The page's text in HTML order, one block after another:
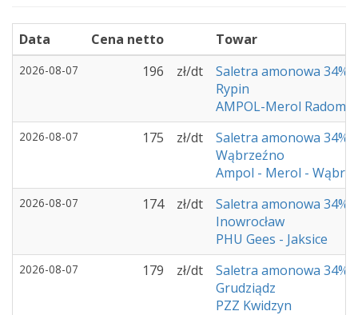
Data Cena netto Towar
2026-08-07 196 zł/dt
Saletra amonowa 34%
Rypin
AMPOL-Merol Radomin
2026-08-07 175 zł/dt
Saletra amonowa 34%
Wąbrzeźno
Ampol - Merol -
2026-08-07 174 zł/dt
Saletra amonowa 34%
Inowrocław
PHU Gees - Jaksice
2026-08-07 179 zł/dt
Saletra amonowa 34%
Grudziądz
PZZ Kwidzyn